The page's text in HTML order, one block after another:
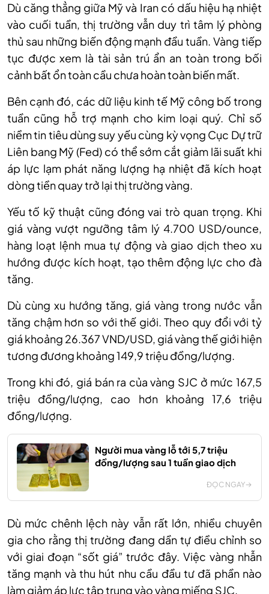
Dù căng thẳng giữa Mỹ và Iran có dấu hiệu hạ nhiệt
vào cuối tuần, thị trường vẫn duy trì tâm lý phòng
thủ sau những biến động mạnh đầu tuần. Vàng tiếp
tục được xem là tài sản trú ẩn an toàn trong bối
cảnh bất ổn toàn cầu chưa hoàn toàn biến mất.
Bên cạnh đó, các dữ liệu kinh tế Mỹ công bố trong
tuần cũng hỗ trợ mạnh cho kim loại quý. Chỉ số
niềm tin tiêu dùng suy yếu cùng kỳ vọng Cục Dự trữ
Liên bang Mỹ (Fed) có thể sớm cắt giảm lãi suất khi
áp lực lạm phát năng lượng hạ nhiệt đã kích hoạt
dòng tiền quay trở lại thị trường vàng.
Yếu tố kỹ thuật cũng đóng vai trò quan trọng. Khi
giá vàng vượt ngưỡng tâm lý 4.700 USD/ounce,
hàng loạt lệnh mua tự động và giao dịch theo xu
hướng được kích hoạt, tạo thêm động lực cho đà
tăng.
Dù cùng xu hướng tăng, giá vàng trong nước vẫn
tăng chậm hơn so với thế giới. Theo quy đổi với tỷ
giá khoảng 26.367 VND/USD, giá vàng thế giới hiện
tương đương khoảng 149,9 triệu đồng/lượng.
Trong khi đó, giá bán ra của vàng SJC ở mức 167,5
triệu đồng/lượng, cao hơn khoảng 17,6 triệu
đồng/lượng.
Người mua vàng lỗ tới 5,7 triệu
đồng/lượng sau 1 tuần giao dịch
ĐỌC NGAY
Dù mức chênh lệch này vẫn rất lớn, nhiều chuyên
gia cho rằng thị trường đang dần tự điều chỉnh so
với giai đoạn “sốt giá” trước đây. Việc vàng nhẫn
tăng mạnh và thu hút nhu cầu đầu tư đã phần nào
làm giảm áp lực tập trung vào vàng miếng SJC.